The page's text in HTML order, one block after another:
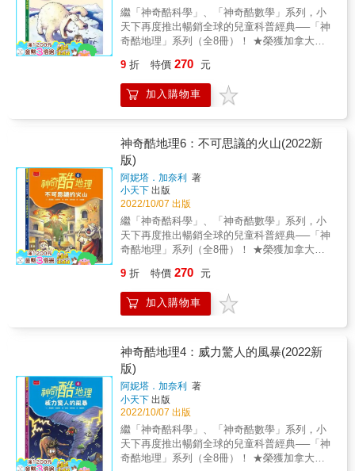
高山，內容有探險歷程、地科原理、生態奇
景、自然景觀、人文故事、環境省思
&hellip;&hellip;內容包羅萬象，精采可期。 & 4.
的解釋，力求簡單扼要，難度適中、輕鬆幽默
習、閱讀。類型多元的資料和數據，更可當作
家長與教師教學上方便實用的資料庫。 & 得獎
紀錄 & ★加拿大皇家地理學會銀獎 ★藍彼得
圖書獎 &
的美洲豹、身懷劇毒的蜘蛛和世界上體型最大
的蛇&hellip;&hellip;這樣，你還敢一起去探險
嗎？ & 系列四大特色 & 1.刺激精采的探險故事
涵蓋了從古至今的精采探險故事，呈現探險家
叢林、挑戰極地、高山&hellip;&hellip;探索未知
的領域，一場又一場冒險犯難的故事，激發孩
子的勇氣與求知的慾望。 & 2.簡明扼要的圖解
明各種地理現象形成的過程，輕鬆了解雨林的
分層、環礁的奧祕、火山的類型、沙漠的分布
&hellip;&hellip;，讓地理知識變得好讀好吸收。
& 3.包羅萬象的主題內容 「神奇酷地理」系列
共8本，主題包含雨林、島嶼、沙漠、風暴、地
震、火山、極地、高山，內容有探險歷程、地
科原理、生態奇景、自然景觀、人文故事、環
境省思&hellip;&hellip;內容包羅萬象，精采可
大氣現象的解釋，力求簡單扼要，難度適中、
自行學習、閱讀。類型多元的資料和數據，更
可當作家長與教師教學上方便實用的資料庫。
& 得獎紀錄 & ★加拿大皇家地理學會銀獎 ★
繼「神奇酷科學」、「神奇酷數學」系列，小
天下再度推出暢銷全球的兒童科普經典──「神
奇酷地理」系列（全8冊）！ ★榮獲加拿大皇
20多種語言，風行全球！ ★比小說更生動、比
漫畫更爆笑，不用死背，搞定酷地理！ 哪一種
動物為了孵蛋，60天都保持站姿、不吃不喝？
騙局？ 最酷的探險、最神奇的答案都在《寒冷
冰凍的極地》裡！ 歡迎來到南、北兩極，這裡
是地球上最大、最冰的「冷凍庫」。 極地不像
表面上看起來那麼無趣， 這裡有半年太陽都不
下山（或不升起）的極晝、極夜現象； 令人驚
豔不已的極光奇景； 還有適應冷冰冰生活的北
極熊和企鵝。 當然，你也可以到極地考古，挖
掘猛獁象和恐龍&hellip;&hellip; 相信你已經迫
不及待要展開一場讓你「背脊發涼」、「凍徹
心扉」的極地之旅了！ 系列四大特色 1.刺激精
事，呈現探險家憑著智慧、機智和勇氣，越過
沙漠、深入原始叢林、挑戰極地、高山
&hellip;&hellip;探索未知的領域，一場又一場冒
望。 2.簡明扼要的圖解說明 以幽默活潑的圖
象，輕鬆簡明的文字，說明各種地理現象形成
的過程，輕鬆了解雨林的分層、環礁的奧祕、
火山的類型、沙漠的分布&hellip;&hellip;讓地理
知識變得好讀好吸收。 3.包羅萬象的主題內容
「神奇酷地理」系列共8本，主題包含雨林、島
嶼、沙漠、風暴、地震、火山、極地、高山，
內容有探險歷程、地科原理、生態奇景、自然
9 折 特價 270 元
加入購物車
神奇酷地理6：不可思議的火山(2022新
版)
阿妮塔．加奈利 著
小天下 出版
2022/10/07 出版
繼「神奇酷科學」、「神奇酷數學」系列，小
天下再度推出暢銷全球的兒童科普經典──「神
奇酷地理」系列（全8冊）！ ★榮獲加拿大皇
20多種語言，風行全球！ ★比小說更生動、比
漫畫更爆笑，不用死背，搞定酷地理！ 為什麼
火山聞起來像壞掉的臭雞蛋？ 為什麼火山爆發
探險、最神奇的答案都在《不可思議的火山》
裡！ 火山就像是脾氣暴躁的巨人， 在你意想不
到的時候， 砰的一聲突然「發火」， 噴出令人
窒息的濃煙和足以將整座城市燃燒殆盡的熔岩
流！ 其實火山不只有一種型態， 你知道海裡也
有正在噴發的火山嗎？ 火山除了帶來破壞，對
人類還有哪些好處？ 快翻開這本書，感受火山
「致命」的魅力吧！ 系列四大特色 1.刺激精采
的探險故事 涵蓋了從古至今的精采探險故事，
9 折 特價 270 元
加入購物車
神奇酷地理4：威力驚人的風暴(2022新
版)
阿妮塔．加奈利 著
小天下 出版
2022/10/07 出版
繼「神奇酷科學」、「神奇酷數學」系列，小
天下再度推出暢銷全球的兒童科普經典──「神
奇酷地理」系列（全8冊）！ ★榮獲加拿大皇